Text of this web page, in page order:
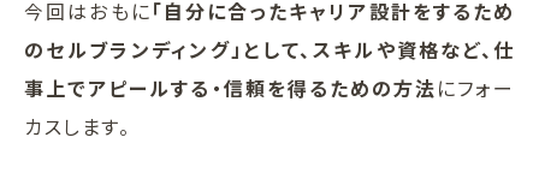
今回はおもに「自分に合ったキャリア設計をするため
のセルブランディング」として、スキルや資格など、仕
事上でアピールする・信頼を得るための方法にフォー
カスします。